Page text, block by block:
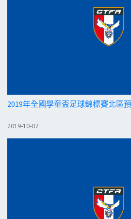
2019年全國學童盃足球錦標賽北區
2019-10-07